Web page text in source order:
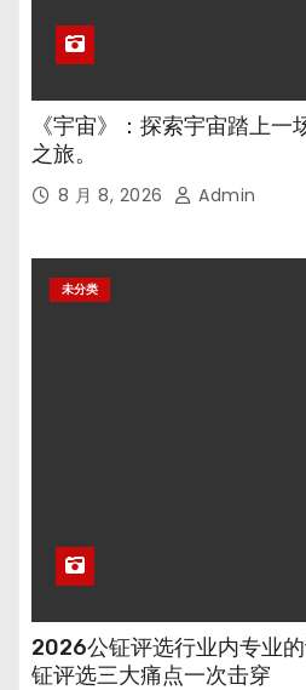
《宇宙》：探索宇宙踏上
之旅。
8 月 8, 2026 Admin
未分类
2026公钲评选行业内专业
钲评选三大痛点一次击穿